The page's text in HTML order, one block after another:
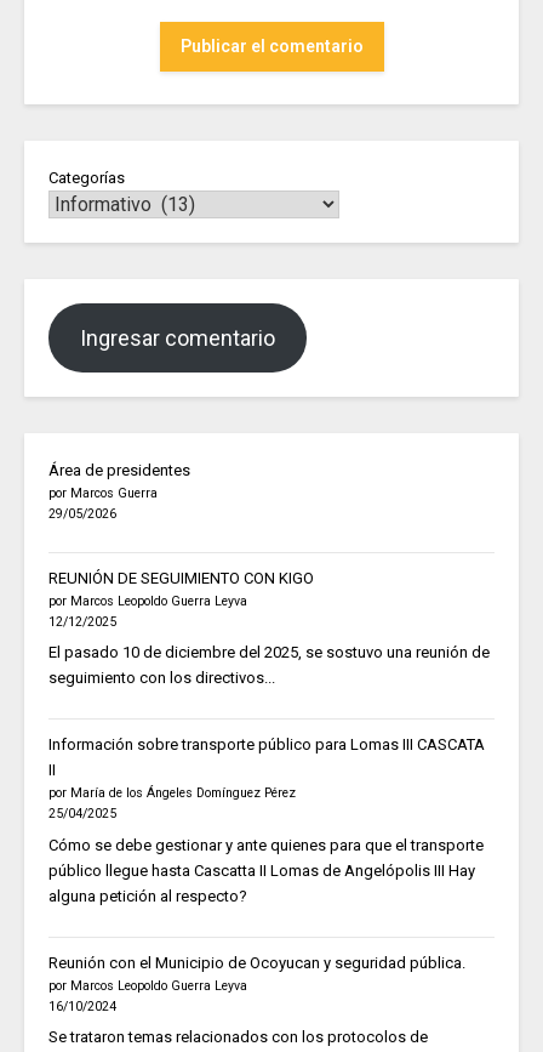
Categorías
Ingresar comentario
Área de presidentes
por Marcos Guerra
29/05/2026
REUNIÓN DE SEGUIMIENTO CON KIGO
por Marcos Leopoldo Guerra Leyva
12/12/2025
El pasado 10 de diciembre del 2025, se sostuvo una reunión de
seguimiento con los directivos...
Información sobre transporte público para Lomas III CASCATA
II
por María de los Ángeles Domínguez Pérez
25/04/2025
Cómo se debe gestionar y ante quienes para que el transporte
público llegue hasta Cascatta II Lomas de Angelópolis III Hay
alguna petición al respecto?
Reunión con el Municipio de Ocoyucan y seguridad pública.
por Marcos Leopoldo Guerra Leyva
16/10/2024
Se trataron temas relacionados con los protocolos de